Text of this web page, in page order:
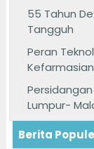
55 Tahun
Tangguh
Peran
Persidangan
Lumpur-
Berita